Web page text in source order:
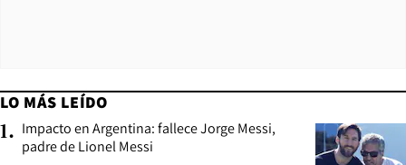
LO MÁS LEÍDO
1. Impacto en Argentina: fallece Jorge Messi,
padre de Lionel Messi